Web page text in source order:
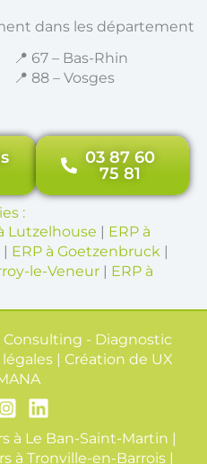
dans les département
📍 67 – Bas-Rhin
📍 88 – Vosges
03 87 60
75 81
:
Lutzelhouse | ERP à
| ERP à Goetzenbruck |
le-Veneur | ERP à
- Diagnostic
| Création de UX
à Le Ban-Saint-Martin |
à Tronville-en-Barrois |